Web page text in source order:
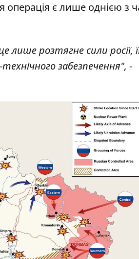
операція є лише однією з
лише розтягне сили росії,
забезпечення", -